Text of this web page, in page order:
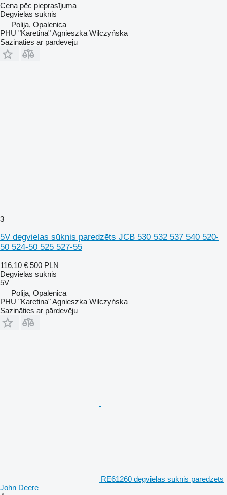
Cena pēc pieprasījuma
Degvielas sūknis
Polija, Opalenica
PHU "Karetina" Agnieszka Wilczyńska
Sazināties ar pārdevēju
3
5V degvielas sūknis paredzēts JCB 530 532 537 540 520-
50 524-50 525 527-55
116,10 € 500 PLN
Degvielas sūknis
5V
Polija, Opalenica
PHU "Karetina" Agnieszka Wilczyńska
Sazināties ar pārdevēju
RE61260 degvielas sūknis paredzēts
John Deere